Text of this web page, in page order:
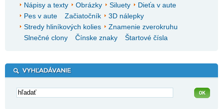
Nápisy a texty
Obrázky Siluety
Dieťa v aute
Pes v aute
Začiatočník
3D nálepky
Stredy hliníkových kolies
Znamenie zverokruhu
Slnečné clony
Čínske znaky Štartové čísla